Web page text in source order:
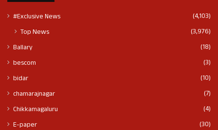
#Exclusive News (4,103)
Top News (3,976)
Ballary
(18)
bescom
(3)
bidar
(10)
chamarajnagar
(7)
Chikkamagaluru
(4)
E-paper
(30)